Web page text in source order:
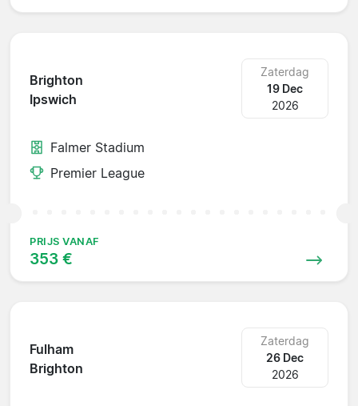
Brighton
Ipswich
Zaterdag
19 Dec
2026
Falmer Stadium
Premier League
PRIJS VANAF
353 €
Fulham
Brighton
Zaterdag
26 Dec
2026